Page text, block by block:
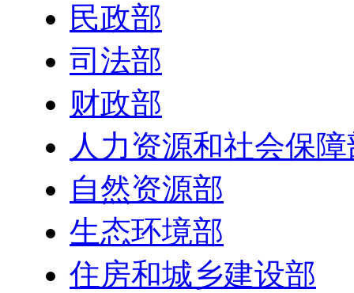
民政部
司法部
财政部
人力资源和社会保
自然资源部
生态环境部
住房和城乡建设部